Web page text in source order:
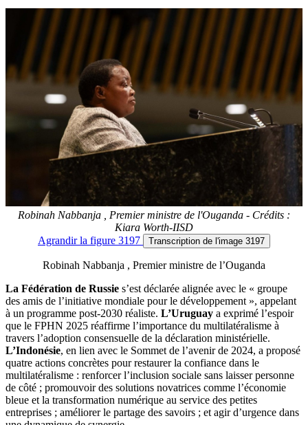
Robinah Nabbanja , Premier ministre de l'Ouganda - Crédits :
Kiara Worth-IISD
Agrandirla figure 3197 Transcription de l'image 3197
Robinah Nabbanja , Premier ministre de l’Ouganda
La Fédération de Russie s’est déclarée alignée avec le « groupe
des amis de l’initiative mondiale pour le développement », appelant
à un programme post-2030 réaliste. L’Uruguay a exprimé l’espoir
que le FPHN 2025 réaffirme l’importance du multilatéralisme à
travers l’adoption consensuelle de la déclaration ministérielle.
L’Indonésie, en lien avec le Sommet de l’avenir de 2024, a proposé
quatre actions concrètes pour restaurer la confiance dans le
multilatéralisme : renforcer l’inclusion sociale sans laisser personne
de côté ; promouvoir des solutions novatrices comme l’économie
bleue et la transformation numérique au service des petites
entreprises ; améliorer le partage des savoirs ; et agir d’urgence dans